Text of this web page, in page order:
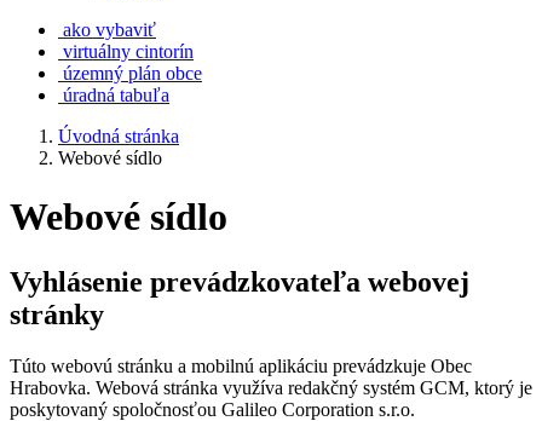
ako vybaviť
virtuálny cintorín
územný plán obce
úradná tabuľa
Úvodná stránka
Webové sídlo
Webové sídlo
Vyhlásenie prevádzkovateľa webovej
stránky
Túto webovú stránku a mobilnú aplikáciu prevádzkuje Obec
Hrabovka. Webová stránka využíva redakčný systém GCM, ktorý je
poskytovaný spoločnosťou Galileo Corporation s.r.o.